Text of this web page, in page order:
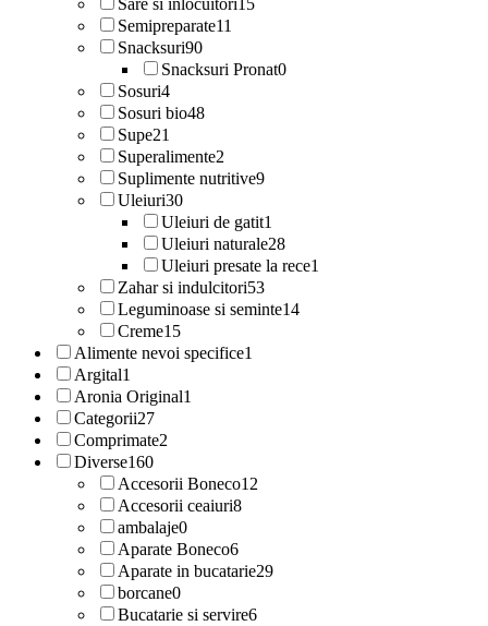
Sare si inlocuitori15
Semipreparate11
Snacksuri90
Snacksuri Pronat0
Sosuri4
Sosuri bio48
Supe21
Superalimente2
Suplimente nutritive9
Uleiuri30
Uleiuri de gatit1
Uleiuri naturale28
Uleiuri presate la rece1
Zahar si indulcitori53
Leguminoase si seminte14
Creme15
Alimente nevoi specifice1
Argital1
Aronia Original1
Categorii27
Comprimate2
Diverse160
Accesorii Boneco12
Accesorii ceaiuri8
ambalaje0
Aparate Boneco6
Aparate in bucatarie29
borcane0
Bucatarie si servire6